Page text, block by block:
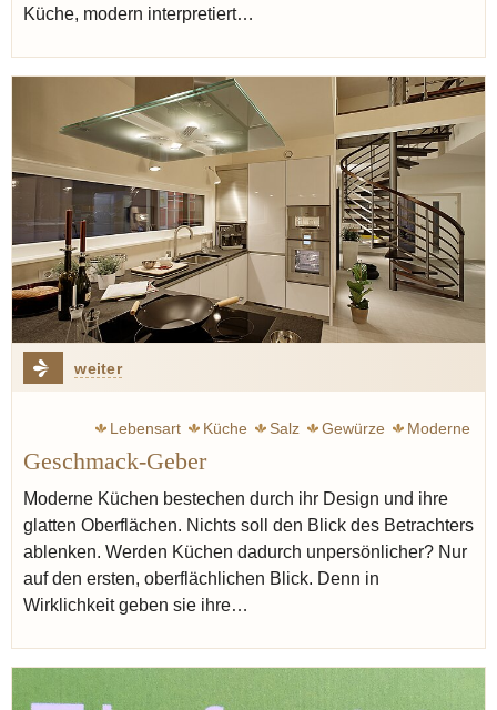
Küche, modern interpretiert…
weiter
Lebensart Küche Salz Gewürze Moderne
Geschmack-Geber
Moderne Küchen bestechen durch ihr Design und ihre
glatten Oberflächen. Nichts soll den Blick des Betrachters
ablenken. Werden Küchen dadurch unpersönlicher? Nur
auf den ersten, oberflächlichen Blick. Denn in
Wirklichkeit geben sie ihre…